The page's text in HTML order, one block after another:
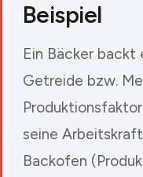
Beispiel
Ein Bäcker backt
Getreide bzw.
Produktionsfaktor
seine
Backofen